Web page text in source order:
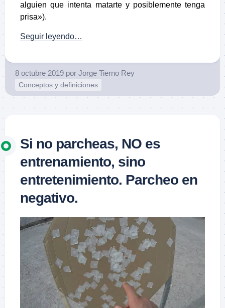
alguien que intenta matarte y posiblemente tenga
prisa»).
Seguir leyendo…
8 octubre 2019 por Jorge Tierno Rey
Conceptos y definiciones
Si no parcheas, NO es
entrenamiento, sino
entretenimiento. Parcheo en
negativo.